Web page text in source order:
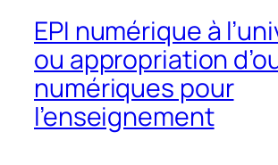
EPI numérique à
ou appropriation
numériques pour
l’enseignement